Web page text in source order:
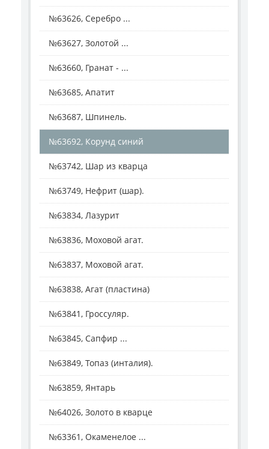
№63626, Серебро ...
№63627, Золотой ...
№63660, Гранат - ...
№63685, Апатит
№63687, Шпинель.
№63692, Корунд синий
№63742, Шар из кварца
№63749, Нефрит (шар).
№63834, Лазурит
№63836, Моховой агат.
№63837, Моховой агат.
№63838, Агат (пластина)
№63841, Гроссуляр.
№63845, Сапфир ...
№63849, Топаз (инталия).
№63859, Янтарь
№64026, Золото в кварце
№63361, Окаменелое ...